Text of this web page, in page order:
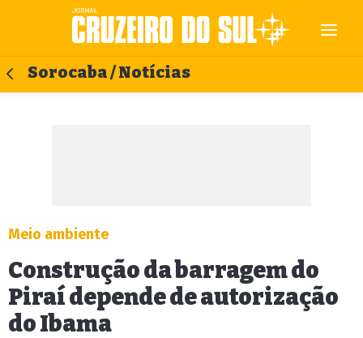
Sorocaba / Notícias
Meio ambiente
Construção da barragem do
Piraí depende de autorização
do Ibama